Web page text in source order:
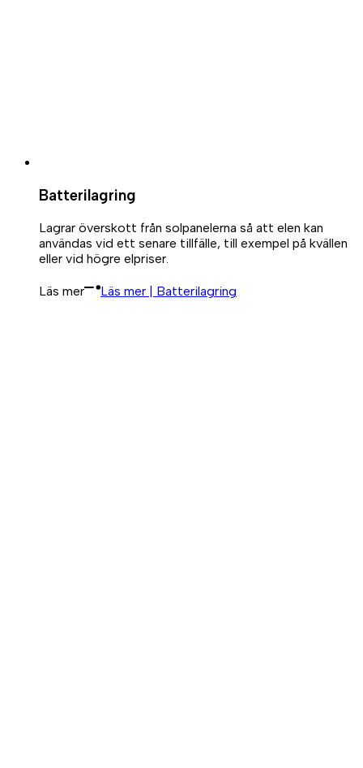
Batterilagring
Lagrar överskott från solpanelerna så att elen kan
användas vid ett senare tillfälle, till exempel på kvällen
eller vid högre elpriser.
Läs mer Läs mer | Batterilagring